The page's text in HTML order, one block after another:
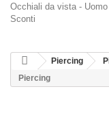
Occhiali da vista - Uomo
Sconti
Piercing
Piercing